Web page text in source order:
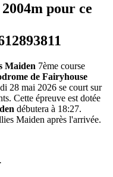
pour ce
Maiden 7ème course
de Fairyhouse
28 mai 2026 se court sur
Cette épreuve est dotée
débutera à 18:27.
Maiden après l'arrivée.